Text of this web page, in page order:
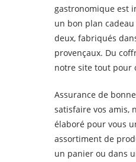
gastronomique est
un bon plan
deux, fabriqués
provençaux. Du
notre site tout pour
Assurance de
satisfaire vos amis,
élaboré pour vous
assortiment de
un panier ou dans